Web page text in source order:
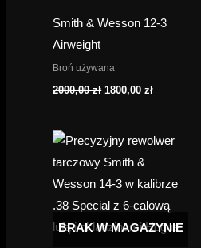
Smith & Wesson 12-3
Airweight
Broń używana
2000,00zł Pierwotna
1800,00złAktualna
BRAK W MAGAZYNIE